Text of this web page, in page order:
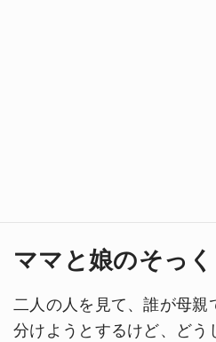
ママと娘のそっ
二人の人を見て、誰が母親
分けようとするけど、どう